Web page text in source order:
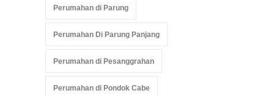
Perumahan di Parung
Perumahan Di Parung Panjang
Perumahan di Pesanggrahan
Perumahan di Pondok Cabe